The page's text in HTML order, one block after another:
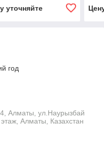
уточняйте
год
Алматы, ул.Наурызбай
Алматы, Казахстан